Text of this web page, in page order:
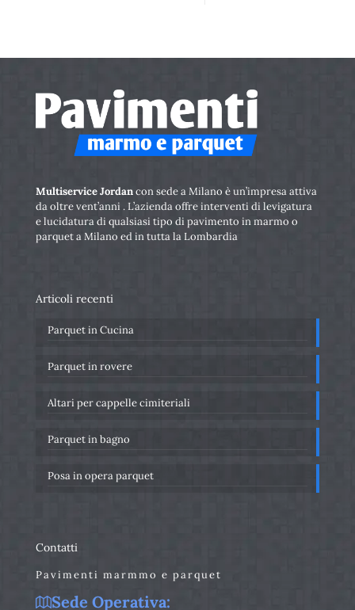
Multiservice Jordancon sede a Milano è un’impresa attiva
da oltre vent’anni . L’azienda offre interventi di levigatura
e lucidatura di qualsiasi tipo di pavimento in marmo o
parquet a Milano ed in tutta la Lombardia
Articoli recenti
Parquet in Cucina
Parquet in rovere
Altari per cappelle cimiteriali
Parquet in bagno
Posa in opera parquet
Contatti
Pavimenti marmmo e parquet
Sede Operativa: